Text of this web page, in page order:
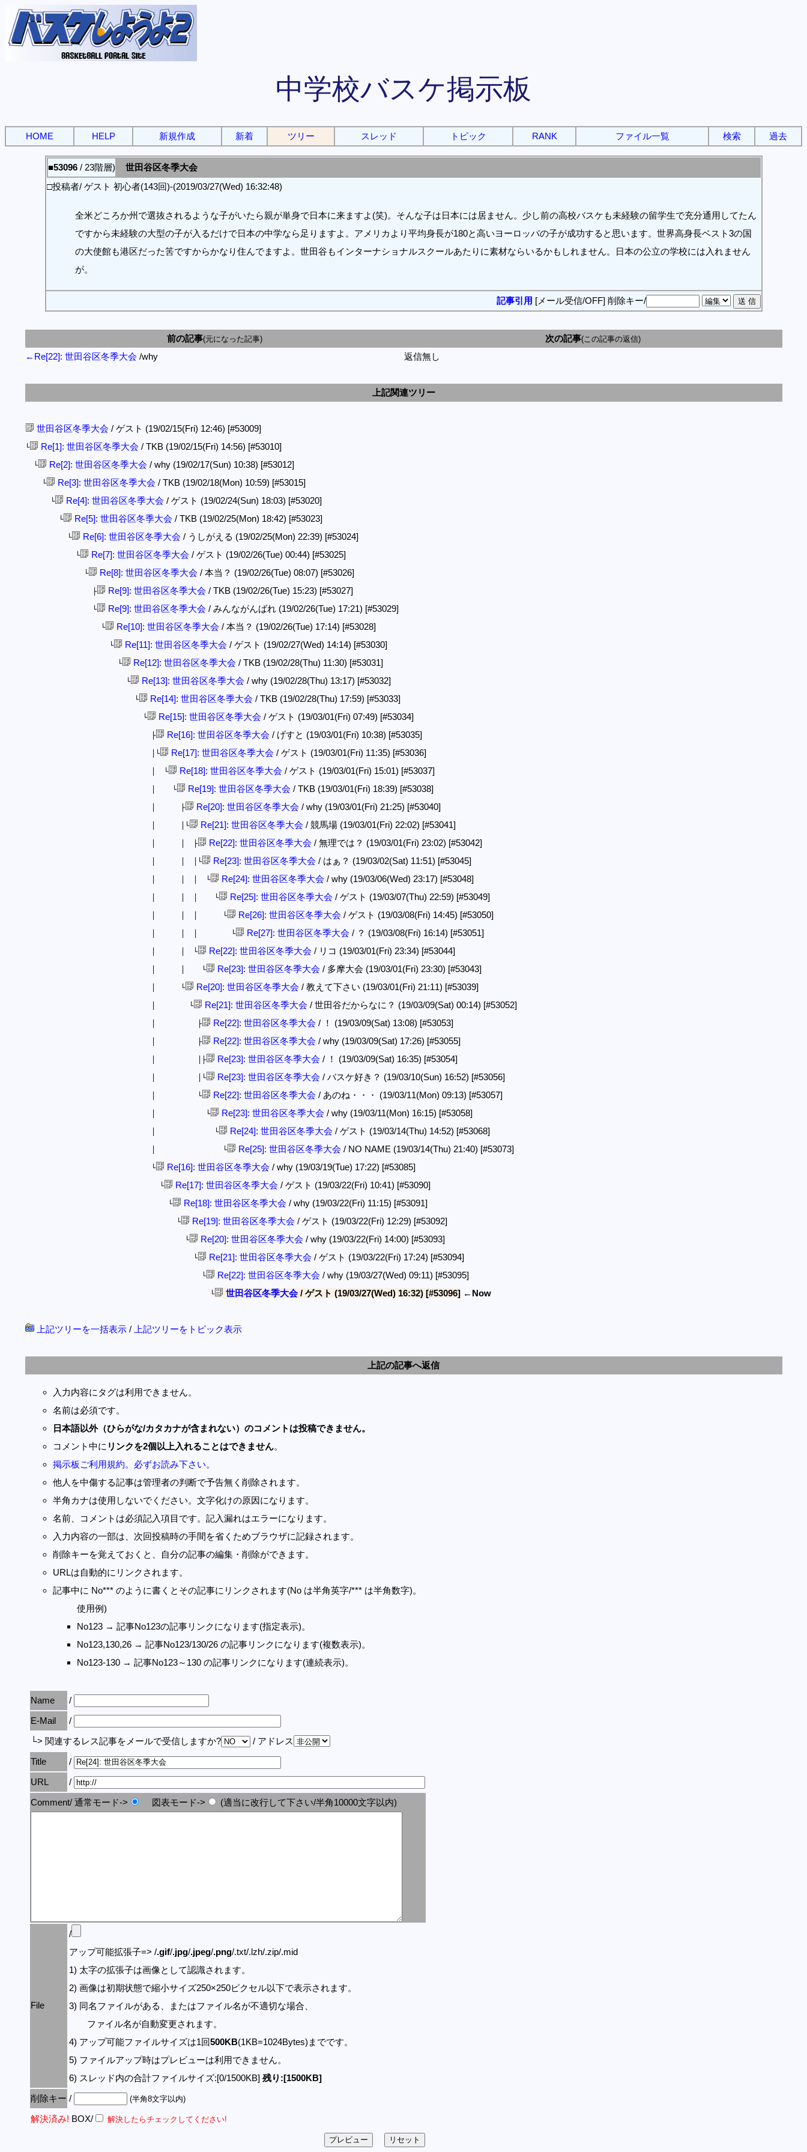
中学校バスケ掲示板
HOME HELP 新規作成 新着 ツリー スレッド トピック RANK ファイル一覧 検索 過去
■53096/ 23階層)
世田谷区冬季大会
□投稿者/ ゲスト 初心者(143回)-(2019/03/27(Wed) 16:32:48)
全米どころか州で選抜されるような子がいたら親が単身で日本に来ますよ(笑)。そんな子は日本には居ません。少し前の高校バスケも未経験の留学生で充分通用してたん
ですから未経験の大型の子が入るだけで日本の中学なら足りますよ。アメリカより平均身長が180と高いヨーロッパの子が成功すると思います。世界高身長ベスト3の国
の大使館も港区だった筈ですからかなり住んでますよ。世田谷もインターナショナルスクールあたりに素材ならいるかもしれません。日本の公立の学校には入れません
が。
記事引用 [メール受信/OFF] 削除キー/
前の記事(元になった記事) 次の記事(この記事の返信)
←Re[22]: 世田谷区冬季大会 /why 返信無し
上記関連ツリー
世田谷区冬季大会 / ゲスト (19/02/15(Fri) 12:46) [#53009]
└ Re[1]: 世田谷区冬季大会 / TKB (19/02/15(Fri) 14:56) [#53010]
└ Re[2]: 世田谷区冬季大会 / why (19/02/17(Sun) 10:38) [#53012]
└ Re[3]: 世田谷区冬季大会 / TKB (19/02/18(Mon) 10:59) [#53015]
└ Re[4]: 世田谷区冬季大会 / ゲスト (19/02/24(Sun) 18:03) [#53020]
└ Re[5]: 世田谷区冬季大会 / TKB (19/02/25(Mon) 18:42) [#53023]
└ Re[6]: 世田谷区冬季大会 / うしがえる (19/02/25(Mon) 22:39) [#53024]
└ Re[7]: 世田谷区冬季大会 / ゲスト (19/02/26(Tue) 00:44) [#53025]
└ Re[8]: 世田谷区冬季大会 / 本当？ (19/02/26(Tue) 08:07) [#53026]
├ Re[9]: 世田谷区冬季大会 / TKB (19/02/26(Tue) 15:23) [#53027]
└ Re[9]: 世田谷区冬季大会 / みんながんばれ (19/02/26(Tue) 17:21) [#53029]
└ Re[10]: 世田谷区冬季大会 / 本当？ (19/02/26(Tue) 17:14) [#53028]
└ Re[11]: 世田谷区冬季大会 / ゲスト (19/02/27(Wed) 14:14) [#53030]
└ Re[12]: 世田谷区冬季大会 / TKB (19/02/28(Thu) 11:30) [#53031]
└ Re[13]: 世田谷区冬季大会 / why (19/02/28(Thu) 13:17) [#53032]
└ Re[14]: 世田谷区冬季大会 / TKB (19/02/28(Thu) 17:59) [#53033]
└ Re[15]: 世田谷区冬季大会 / ゲスト (19/03/01(Fri) 07:49) [#53034]
├ Re[16]: 世田谷区冬季大会 / げすと (19/03/01(Fri) 10:38) [#53035]
│└ Re[17]: 世田谷区冬季大会 / ゲスト (19/03/01(Fri) 11:35) [#53036]
│ └ Re[18]: 世田谷区冬季大会 / ゲスト (19/03/01(Fri) 15:01) [#53037]
│ └ Re[19]: 世田谷区冬季大会 / TKB (19/03/01(Fri) 18:39) [#53038]
│ ├ Re[20]: 世田谷区冬季大会 / why (19/03/01(Fri) 21:25) [#53040]
│ │└ Re[21]: 世田谷区冬季大会 / 競馬場 (19/03/01(Fri) 22:02) [#53041]
│ │ ├ Re[22]: 世田谷区冬季大会 / 無理では？ (19/03/01(Fri) 23:02) [#53042]
│ │ │└ Re[23]: 世田谷区冬季大会 / はぁ？ (19/03/02(Sat) 11:51) [#53045]
│ │ │ └ Re[24]: 世田谷区冬季大会 / why (19/03/06(Wed) 23:17) [#53048]
│ │ │ └ Re[25]: 世田谷区冬季大会 / ゲスト (19/03/07(Thu) 22:59) [#53049]
│ │ │ └ Re[26]: 世田谷区冬季大会 / ゲスト (19/03/08(Fri) 14:45) [#53050]
│ │ │ └ Re[27]: 世田谷区冬季大会 / ？ (19/03/08(Fri) 16:14) [#53051]
│ │ └ Re[22]: 世田谷区冬季大会 / リコ (19/03/01(Fri) 23:34) [#53044]
│ │ └ Re[23]: 世田谷区冬季大会 / 多摩大会 (19/03/01(Fri) 23:30) [#53043]
│ └ Re[20]: 世田谷区冬季大会 / 教えて下さい (19/03/01(Fri) 21:11) [#53039]
│ └ Re[21]: 世田谷区冬季大会 / 世田谷だからなに？ (19/03/09(Sat) 00:14) [#53052]
│ ├ Re[22]: 世田谷区冬季大会 / ！ (19/03/09(Sat) 13:08) [#53053]
│ ├ Re[22]: 世田谷区冬季大会 / why (19/03/09(Sat) 17:26) [#53055]
│ │├ Re[23]: 世田谷区冬季大会 / ！ (19/03/09(Sat) 16:35) [#53054]
│ │└ Re[23]: 世田谷区冬季大会 / バスケ好き？ (19/03/10(Sun) 16:52) [#53056]
│ └ Re[22]: 世田谷区冬季大会 / あのね・・・ (19/03/11(Mon) 09:13) [#53057]
│ └ Re[23]: 世田谷区冬季大会 / why (19/03/11(Mon) 16:15) [#53058]
│ └ Re[24]: 世田谷区冬季大会 / ゲスト (19/03/14(Thu) 14:52) [#53068]
│ └ Re[25]: 世田谷区冬季大会 / NO NAME (19/03/14(Thu) 21:40) [#53073]
└ Re[16]: 世田谷区冬季大会 / why (19/03/19(Tue) 17:22) [#53085]
└ Re[17]: 世田谷区冬季大会 / ゲスト (19/03/22(Fri) 10:41) [#53090]
└ Re[18]: 世田谷区冬季大会 / why (19/03/22(Fri) 11:15) [#53091]
└ Re[19]: 世田谷区冬季大会 / ゲスト (19/03/22(Fri) 12:29) [#53092]
└ Re[20]: 世田谷区冬季大会 / why (19/03/22(Fri) 14:00) [#53093]
└ Re[21]: 世田谷区冬季大会 / ゲスト (19/03/22(Fri) 17:24) [#53094]
└ Re[22]: 世田谷区冬季大会 / why (19/03/27(Wed) 09:11) [#53095]
└ 世田谷区冬季大会/ ゲスト (19/03/27(Wed) 16:32) [#53096] ←Now
上記ツリーを一括表示/ 上記ツリーをトピック表示
上記の記事へ返信
入力内容にタグは利用できません。
名前は必須です。
日本語以外（ひらがな/カタカナが含まれない）のコメントは投稿できません。
コメント中に リンクを2個以上入れることはできません。
掲示板ご利用規約。必ずお読み下さい。
他人を中傷する記事は管理者の判断で予告無く削除されます。
半角カナは使用しないでください。文字化けの原因になります。
名前、コメントは必須記入項目です。記入漏れはエラーになります。
入力内容の一部は、次回投稿時の手間を省くためブラウザに記録されます。
削除キーを覚えておくと、自分の記事の編集・削除ができます。
URLは自動的にリンクされます。
記事中に No*** のように書くとその記事にリンクされます(No は半角英字/*** は半角数字)。
使用例)
No123 → 記事No123の記事リンクになります(指定表示)。
No123,130,26 → 記事No123/130/26 の記事リンクになります(複数表示)。
No123-130 → 記事No123～130 の記事リンクになります(連続表示)。
Name
/
E-Mail
/
└> 関連するレス記事をメールで受信しますか?
/ アドレス
Title
/
URL
/
Comment/ 通常モード->
図表モード-> (適当に改行して下さい/半角10000文字以内)
File
/
アップ可能拡張子=> /.gif/.jpg/.jpeg/.png/.txt/.lzh/.zip/.mid
1) 太字の拡張子は画像として認識されます。
2) 画像は初期状態で縮小サイズ250×250ピクセル以下で表示されます。
3) 同名ファイルがある、またはファイル名が不適切な場合、
ファイル名が自動変更されます。
4) アップ可能ファイルサイズは1回500KB(1KB=1024Bytes)までです。
5) ファイルアップ時はプレビューは利用できません。
6) スレッド内の合計ファイルサイズ:[0/1500KB] 残り:[1500KB]
削除キー / (半角8文字以内)
解決済み! BOX/ 解決したらチェックしてください!